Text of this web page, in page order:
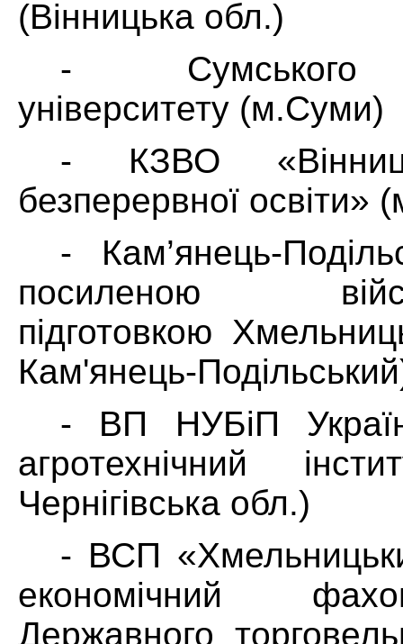
(Вінницька обл.)
- Сумського
університету (м.Суми)
- КЗВО
безперервної освіти»
- Кам’янець-
посиленою
підготовкою
Кам'янець-
- ВП НУБіП
агротехнічний
Чернігівська обл.)
- ВСП
економічний
Державного